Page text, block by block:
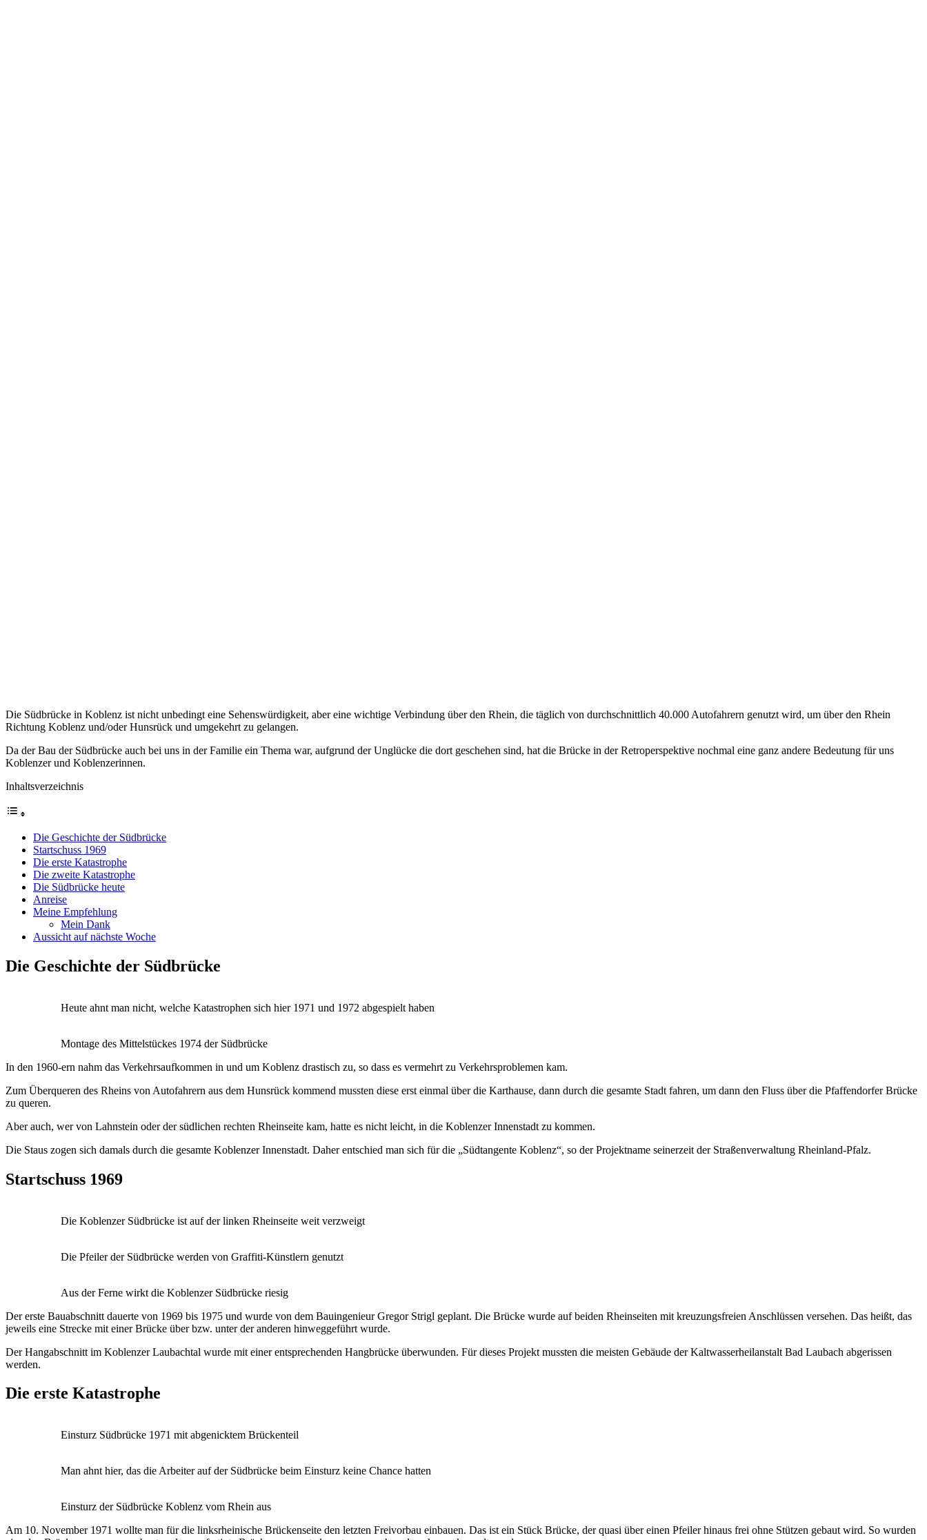
Die Südbrücke in Koblenz ist nicht unbedingt eine Sehenswürdigkeit, aber eine wichtige Verbindung über den Rhein, die täglich von durchschnittlich 40.000 Autofahrern genutzt wird, um über den Rhein
Richtung Koblenz und/oder Hunsrück und umgekehrt zu gelangen.
Da der Bau der Südbrücke auch bei uns in der Familie ein Thema war, aufgrund der Unglücke die dort geschehen sind, hat die Brücke in der Retroperspektive nochmal eine ganz andere Bedeutung für uns
Koblenzer und Koblenzerinnen.
Inhaltsverzeichnis
Die Geschichte der Südbrücke
Startschuss 1969
Die erste Katastrophe
Die zweite Katastrophe
Die Südbrücke heute
Anreise
Meine Empfehlung
Mein Dank
Aussicht auf nächste Woche
Die Geschichte der Südbrücke
Heute ahnt man nicht, welche Katastrophen sich hier 1971 und 1972 abgespielt haben
Montage des Mittelstückes 1974 der Südbrücke
In den 1960-ern nahm das Verkehrsaufkommen in und um Koblenz drastisch zu, so dass es vermehrt zu Verkehrsproblemen kam.
Zum Überqueren des Rheins von Autofahrern aus dem Hunsrück kommend mussten diese erst einmal über die Karthause, dann durch die gesamte Stadt fahren, um dann den Fluss über die Pfaffendorfer Brücke
zu queren.
Aber auch, wer von Lahnstein oder der südlichen rechten Rheinseite kam, hatte es nicht leicht, in die Koblenzer Innenstadt zu kommen.
Die Staus zogen sich damals durch die gesamte Koblenzer Innenstadt. Daher entschied man sich für die „Südtangente Koblenz“, so der Projektname seinerzeit der Straßenverwaltung Rheinland-Pfalz.
Startschuss 1969
Die Koblenzer Südbrücke ist auf der linken Rheinseite weit verzweigt
Die Pfeiler der Südbrücke werden von Graffiti-Künstlern genutzt
Aus der Ferne wirkt die Koblenzer Südbrücke riesig
Der erste Bauabschnitt dauerte von 1969 bis 1975 und wurde von dem Bauingenieur Gregor Strigl geplant. Die Brücke wurde auf beiden Rheinseiten mit kreuzungsfreien Anschlüssen versehen. Das heißt, das
jeweils eine Strecke mit einer Brücke über bzw. unter der anderen hinweggeführt wurde.
Der Hangabschnitt im Koblenzer Laubachtal wurde mit einer entsprechenden Hangbrücke überwunden. Für dieses Projekt mussten die meisten Gebäude der Kaltwasserheilanstalt Bad Laubach abgerissen
werden.
Die erste Katastrophe
Einsturz Südbrücke 1971 mit abgenicktem Brückenteil
Man ahnt hier, das die Arbeiter auf der Südbrücke beim Einsturz keine Chance hatten
Einsturz der Südbrücke Koblenz vom Rhein aus
Am 10. November 1971 wollte man für die linksrheinische Brückenseite den letzten Freivorbau einbauen. Das ist ein Stück Brücke, der quasi über einen Pfeiler hinaus frei ohne Stützen gebaut wird. So wurden